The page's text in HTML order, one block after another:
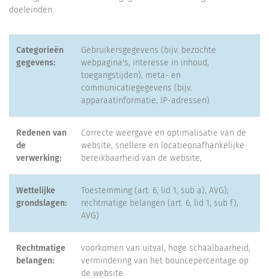
doeleinden.
Categorieën
gegevens:
Gebruikersgegevens (bijv. bezochte
webpagina's, interesse in inhoud,
toegangstijden), meta- en
communicatiegegevens (bijv.
apparaatinformatie, IP-adressen)
Redenen van
de
verwerking:
Correcte weergave en optimalisatie van de
website, snellere en locatieonafhankelijke
bereikbaarheid van de website,
Wettelijke
grondslagen:
Toestemming (art. 6, lid 1, sub a), AVG);
rechtmatige belangen (art. 6, lid 1, sub f),
AVG)
Rechtmatige
belangen:
voorkomen van uitval, hoge schaalbaarheid,
vermindering van het bouncepercentage op
de website